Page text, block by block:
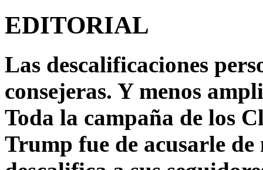
EDITORIAL
Las descalificaciones
consejeras. Y menos
Toda la campaña de los
Trump fue de acusarle